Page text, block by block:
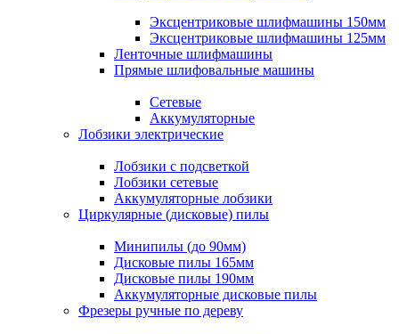
Эксцентриковые шлифмашины 150мм
Эксцентриковые шлифмашины 125мм
Ленточные шлифмашины
Прямые шлифовальные машины
Сетевые
Аккумуляторные
Лобзики электрические
Лобзики с подсветкой
Лобзики сетевые
Аккумуляторные лобзики
Циркулярные (дисковые) пилы
Минипилы (до 90мм)
Дисковые пилы 165мм
Дисковые пилы 190мм
Аккумуляторные дисковые пилы
Фрезеры ручные по дереву